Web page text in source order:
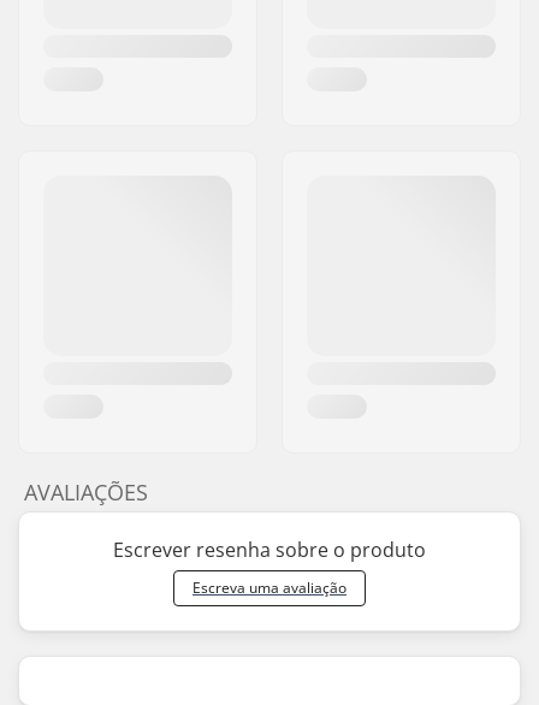
AVALIAÇÕES
Escrever resenha sobre o produto
Escreva uma avaliação